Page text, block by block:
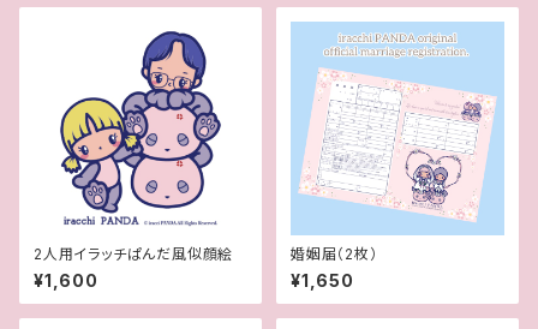
2人用イラッチぱんだ風似顔絵
¥1,600
婚姻届（2枚）
¥1,650